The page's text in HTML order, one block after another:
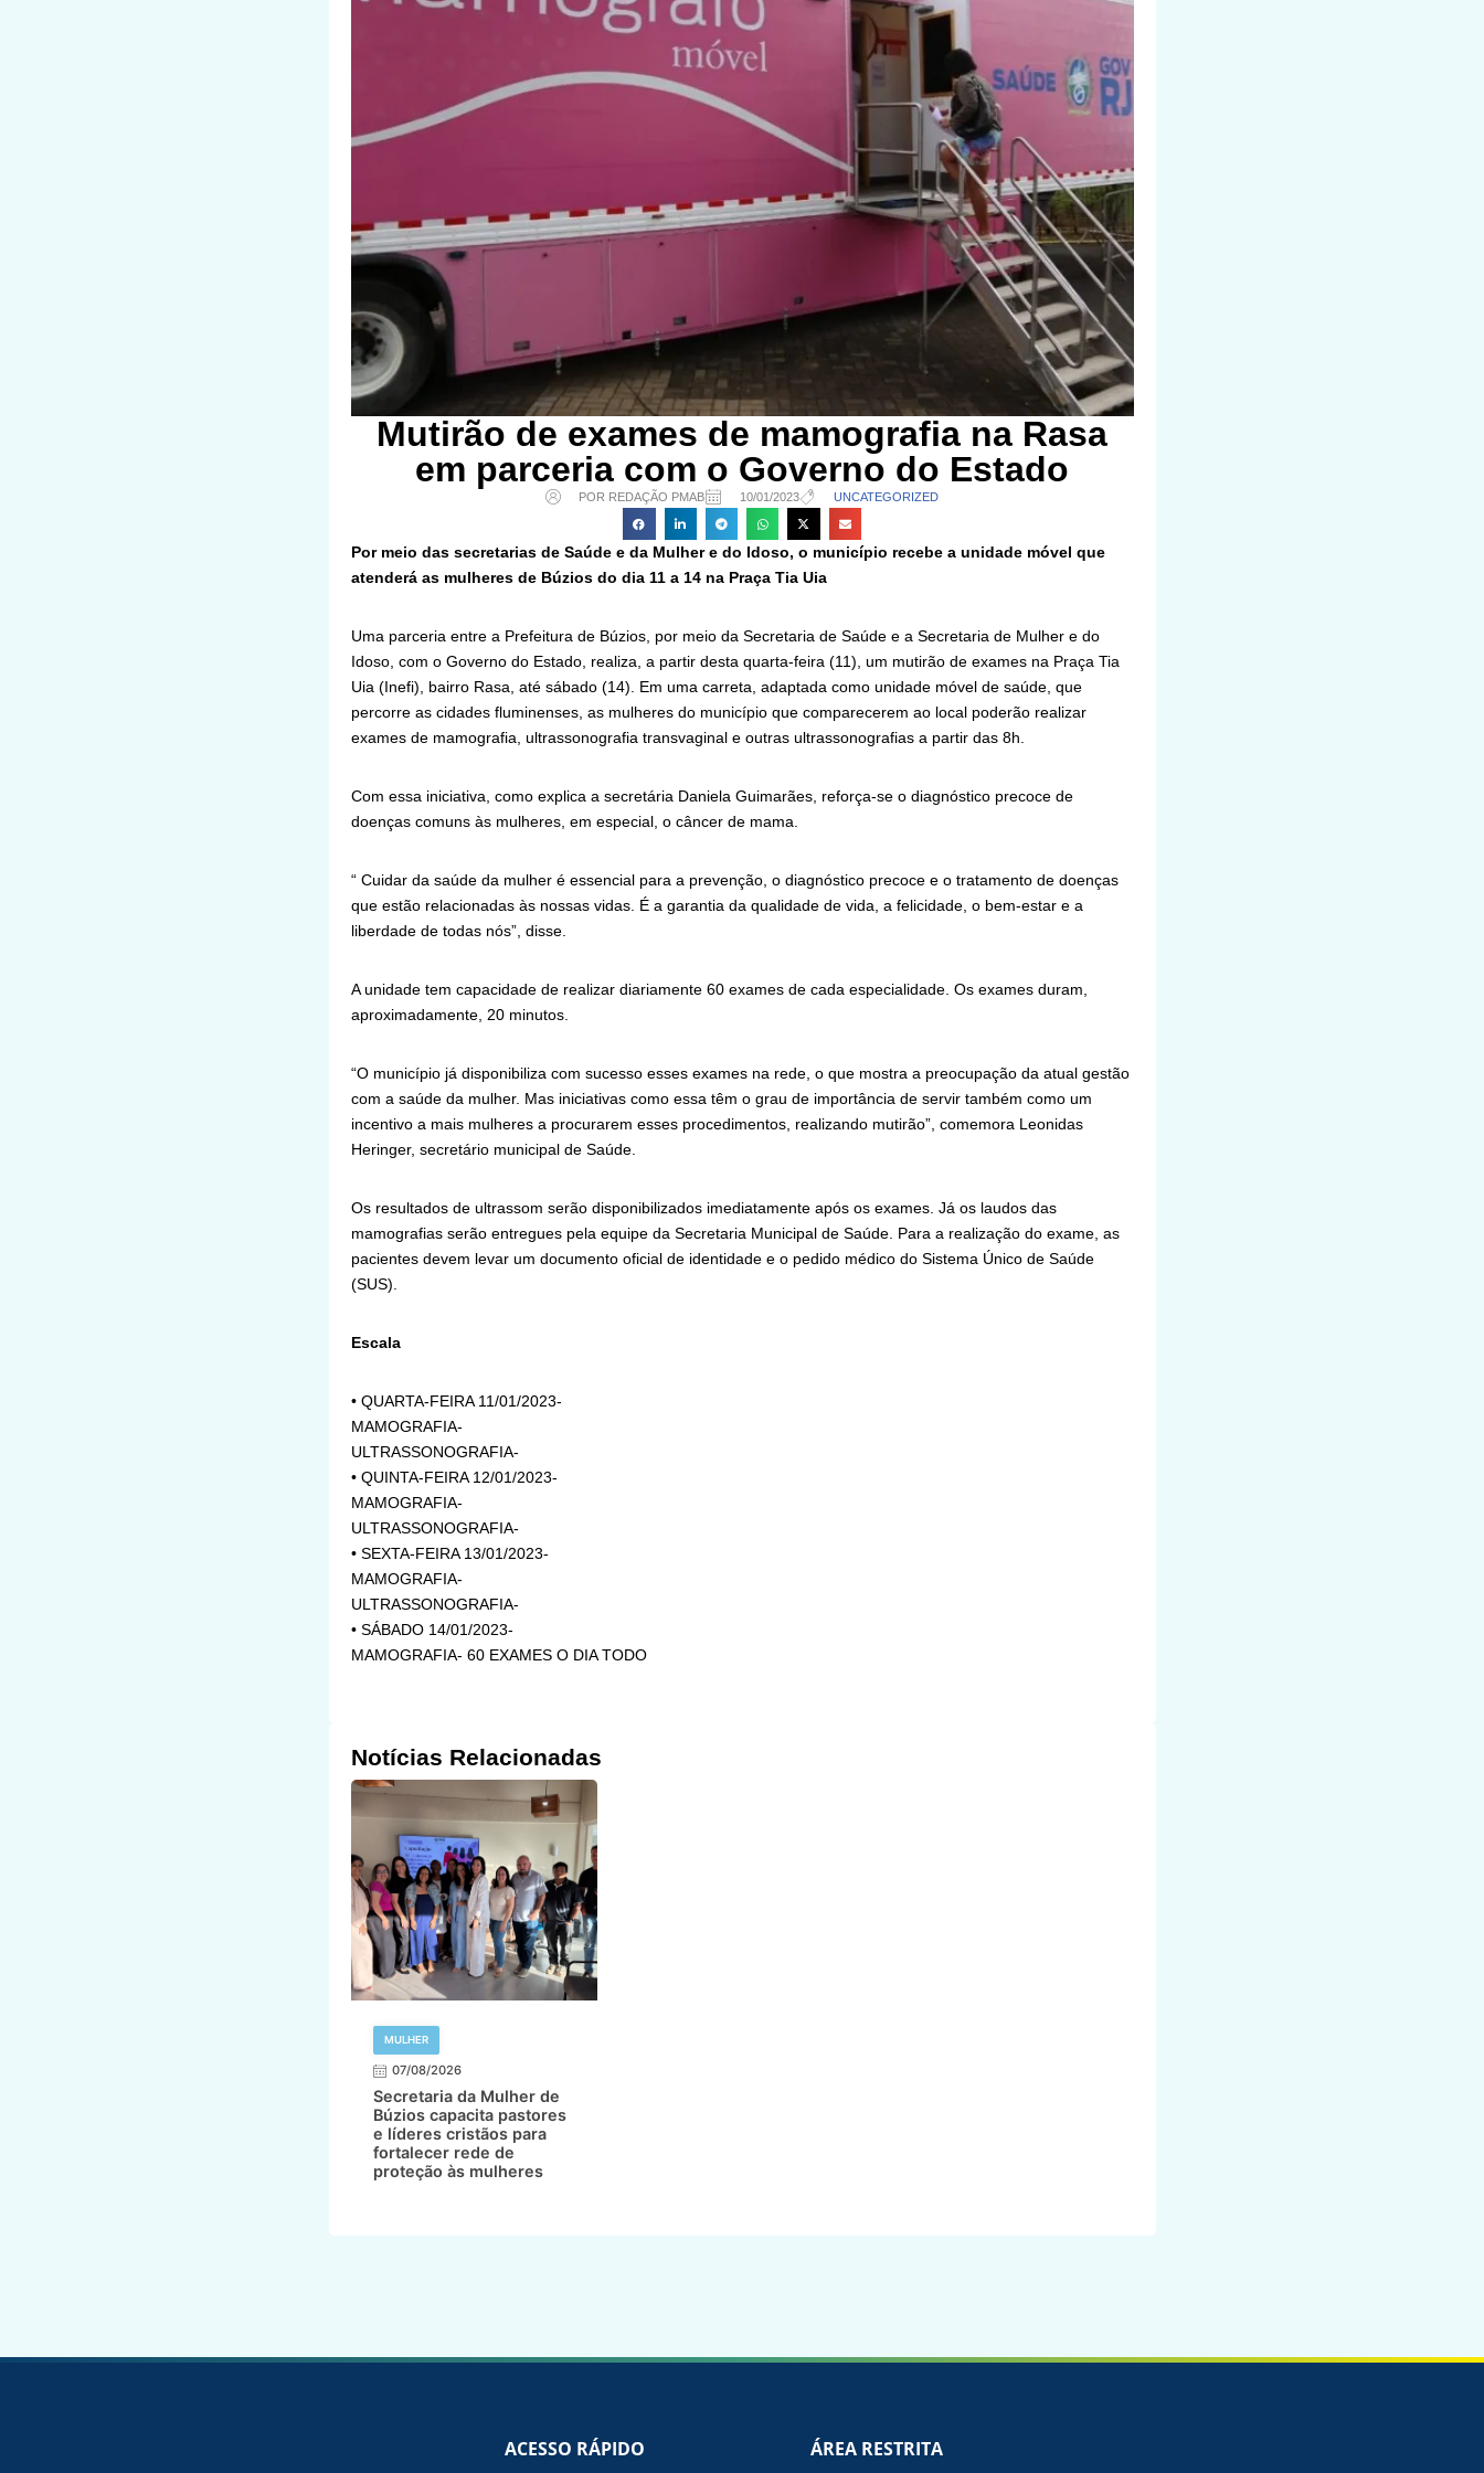
Mutirão de exames de mamografia na Rasa
em parceria com o Governo do Estado
POR REDAÇÃO PMAB 10/01/2023 UNCATEGORIZED
Por meio das secretarias de Saúde e da Mulher e do Idoso, o município recebe a unidade móvel que
atenderá as mulheres de Búzios do dia 11 a 14 na Praça Tia Uia
Uma parceria entre a Prefeitura de Búzios, por meio da Secretaria de Saúde e a Secretaria de Mulher e do
Idoso, com o Governo do Estado, realiza, a partir desta quarta-feira (11), um mutirão de exames na Praça Tia
Uia (Inefi), bairro Rasa, até sábado (14). Em uma carreta, adaptada como unidade móvel de saúde, que
percorre as cidades fluminenses, as mulheres do município que comparecerem ao local poderão realizar
exames de mamografia, ultrassonografia transvaginal e outras ultrassonografias a partir das 8h.
Com essa iniciativa, como explica a secretária Daniela Guimarães, reforça-se o diagnóstico precoce de
doenças comuns às mulheres, em especial, o câncer de mama.
“ Cuidar da saúde da mulher é essencial para a prevenção, o diagnóstico precoce e o tratamento de doenças
que estão relacionadas às nossas vidas. É a garantia da qualidade de vida, a felicidade, o bem-estar e a
liberdade de todas nós”, disse.
A unidade tem capacidade de realizar diariamente 60 exames de cada especialidade. Os exames duram,
aproximadamente, 20 minutos.
“O município já disponibiliza com sucesso esses exames na rede, o que mostra a preocupação da atual gestão
com a saúde da mulher. Mas iniciativas como essa têm o grau de importância de servir também como um
incentivo a mais mulheres a procurarem esses procedimentos, realizando mutirão”, comemora Leonidas
Heringer, secretário municipal de Saúde.
Os resultados de ultrassom serão disponibilizados imediatamente após os exames. Já os laudos das
mamografias serão entregues pela equipe da Secretaria Municipal de Saúde. Para a realização do exame, as
pacientes devem levar um documento oficial de identidade e o pedido médico do Sistema Único de Saúde
(SUS).
Escala
• QUARTA-FEIRA 11/01/2023-
MAMOGRAFIA-
ULTRASSONOGRAFIA-
• QUINTA-FEIRA 12/01/2023-
MAMOGRAFIA-
ULTRASSONOGRAFIA-
• SEXTA-FEIRA 13/01/2023-
MAMOGRAFIA-
ULTRASSONOGRAFIA-
• SÁBADO 14/01/2023-
MAMOGRAFIA- 60 EXAMES O DIA TODO
Notícias Relacionadas
MULHER
07/08/2026
Secretaria da Mulher de
Búzios capacita pastores
e líderes cristãos para
fortalecer rede de
proteção às mulheres
ACESSO RÁPIDO ÁREA RESTRITA